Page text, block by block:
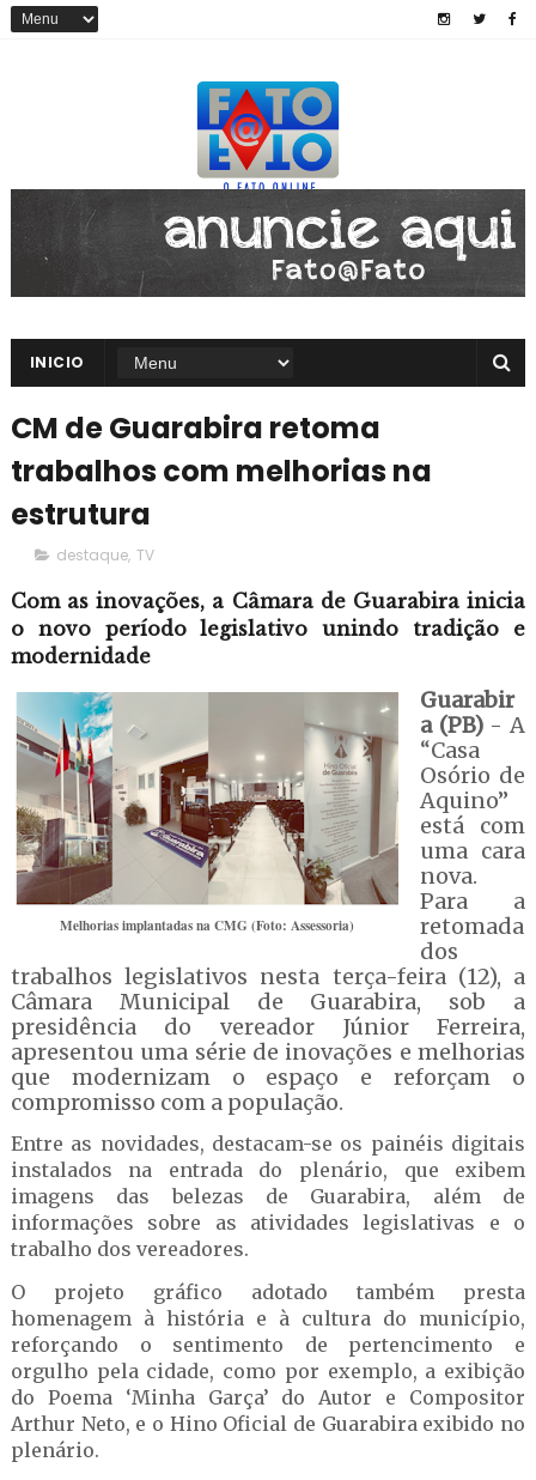
INICIO
CM de Guarabira retoma
trabalhos com melhorias na
estrutura
destaque, TV
Com as inovações, a Câmara de Guarabira inicia
o novo período legislativo unindo tradição e
modernidade
Melhorias implantadas na CMG (Foto: Assessoria)
Guarabir
a (PB)- A
“Casa
Osório de
Aquino”
está com
uma cara
nova.
Para a
retomada
dos
trabalhos legislativos nesta terça-feira (12), a
Câmara Municipal de Guarabira, sob a
presidência do vereador Júnior Ferreira,
apresentou uma série de inovações e melhorias
que modernizam o espaço e reforçam o
compromisso com a população.
Entre as novidades, destacam-se os painéis digitais
instalados na entrada do plenário, que exibem
imagens das belezas de Guarabira, além de
informações sobre as atividades legislativas e o
trabalho dos vereadores.
O projeto gráfico adotado também presta
homenagem à história e à cultura do município,
reforçando o sentimento de pertencimento e
orgulho pela cidade, como por exemplo, a exibição
do Poema ‘Minha Garça’ do Autor e Compositor
Arthur Neto, e o Hino Oficial de Guarabira exibido no
plenário.